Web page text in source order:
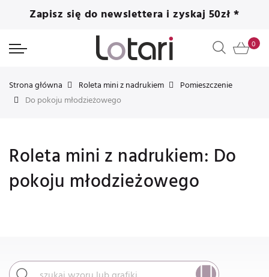
Zapisz się do newslettera i zyskaj 50zł *
Strona główna Roleta mini z nadrukiem
Pomieszczenie
Do pokoju młodzieżowego
Roleta mini z nadrukiem: Do
pokoju młodzieżowego